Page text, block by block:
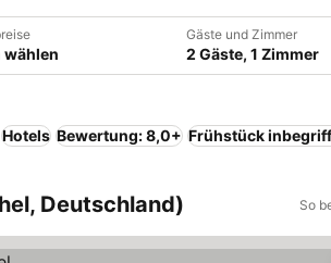
wählen
Gäste und Zimmer
2 Gäste, 1 Zimmer
Hotels Bewertung: 8,0+ Frühstück
Deutschland) So